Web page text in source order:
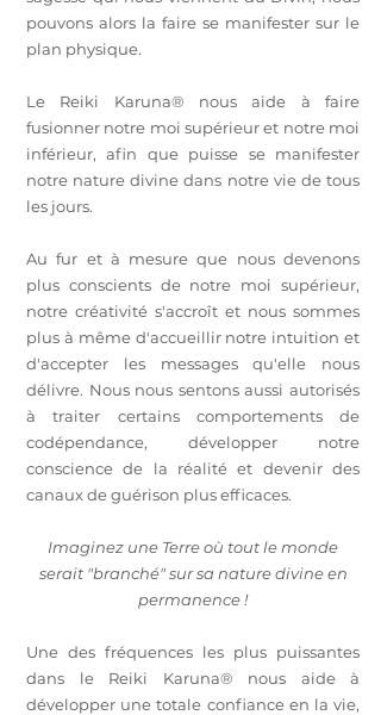
pouvons alors la faire se manifester sur le
plan physique.
Le Reiki Karuna® nous aide à faire
fusionner notre moi supérieur et notre moi
inférieur, afin que puisse se manifester
notre nature divine dans notre vie de tous
les jours.
Au fur et à mesure que nous devenons
plus conscients de notre moi supérieur,
notre créativité s'accroît et nous sommes
plus à même d'accueillir notre intuition et
d'accepter les messages qu'elle nous
délivre. Nous nous sentons aussi autorisés
à traiter certains comportements de
codépendance, développer notre
conscience de la réalité et devenir des
canaux de guérison plus efficaces.
Imaginez une Terre où tout le monde
serait "branché" sur sa nature divine en
permanence !
Une des fréquences les plus puissantes
dans le Reiki Karuna® nous aide à
développer une totale confiance en la vie,